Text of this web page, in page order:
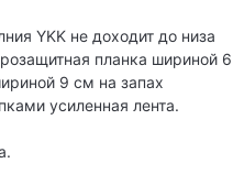
YKK не доходит до низа
планка шириной 6
9 см на запах
усиленная лента.